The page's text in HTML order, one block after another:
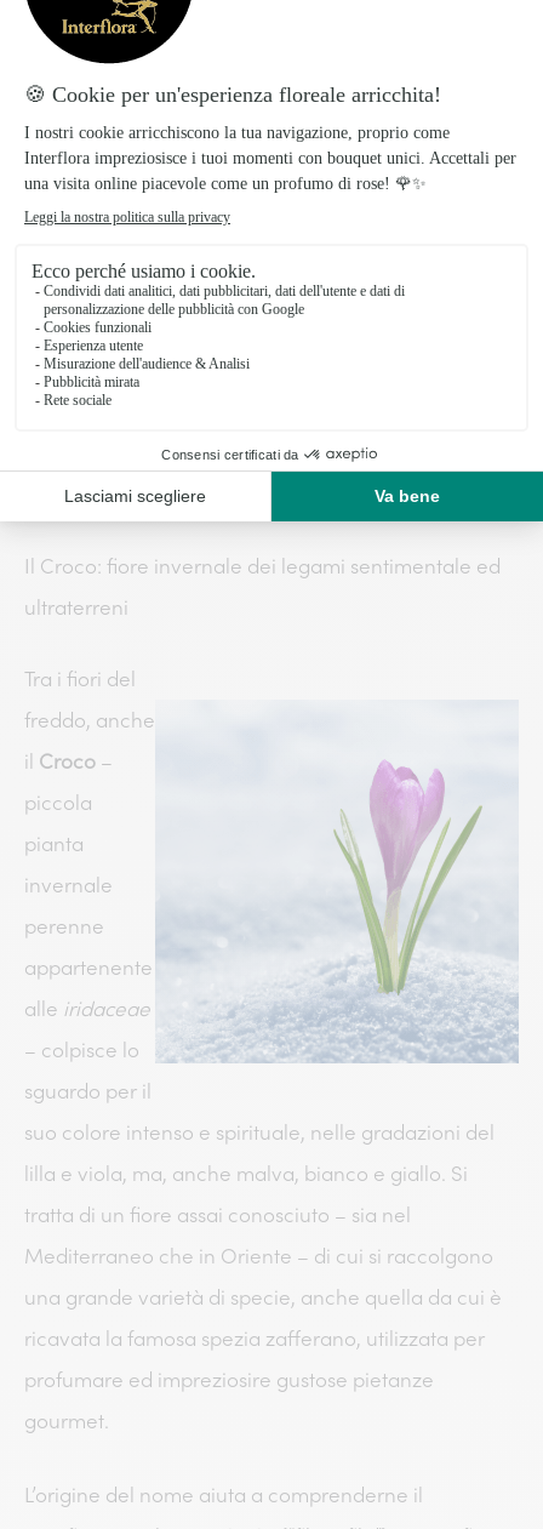
La sua forma a campanella e le piccole dimensioni
assicurano al Bucaneveun aspetto poetico e
leggendario. Nel linguaggio dei fiori ilBucaneve
rappresenta la speranza per il futuro ed il pensiero
puro e categorico per via della sua capacità di
sbocciare – l’arrivo della Primavera.
Regalare questo fiore è un invito a non abbattersi di
fronte agli ostacoli o ai comportamenti aggressivi e
scorretti; un incoraggiamento a proseguire la strada
con capacità e volontà.
Il Croco: fiore invernale dei legami sentimentale ed
ultraterreni
Tra i fiori del
freddo, anche
il Croco –
piccola
pianta
invernale
perenne
appartenente
alle iridaceae
– colpisce lo
sguardo per il
suo colore intenso e spirituale, nelle gradazioni del
lilla e viola, ma, anche malva, bianco e giallo. Si
tratta di un fiore assai conosciuto – sia nel
Mediterraneo che in Oriente – di cui si raccolgono
una grande varietà di specie, anche quella da cui è
ricavata la famosa spezia zafferano, utilizzata per
profumare ed impreziosire gustose pietanze
gourmet.
L’origine del nome aiuta a comprenderne il